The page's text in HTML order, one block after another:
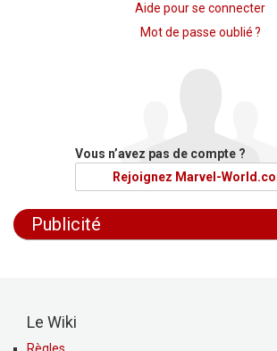
Aide pour se connecter
Mot de passe oublié ?
Vous n’avez pas de compte ?
Rejoignez Marvel-
Publicité
Le Wiki